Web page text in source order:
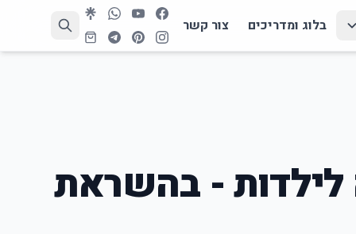
בלוג ומדריכים צור קשר
- בהשראת